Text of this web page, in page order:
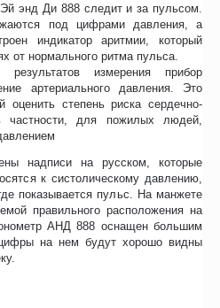
энд Ди 888 следит и за пульсом.
под цифрами давления, а
индикатор аритмии, который
от нормального ритма пульса.
измерения прибор
артериального давления. Это
степень риска сердечно-
частности, для пожилых людей,
надписи на русском, которые
к систолическому давлению,
показывается пульс. На манжете
правильного расположения на
АНД 888 оснащен большим
на нем будут хорошо видны